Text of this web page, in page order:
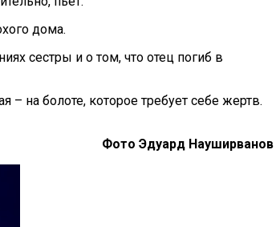
дома.
сестры и о том, что отец погиб в
на болоте, которое требует себе жертв.
Фото Эдуард Науширванов